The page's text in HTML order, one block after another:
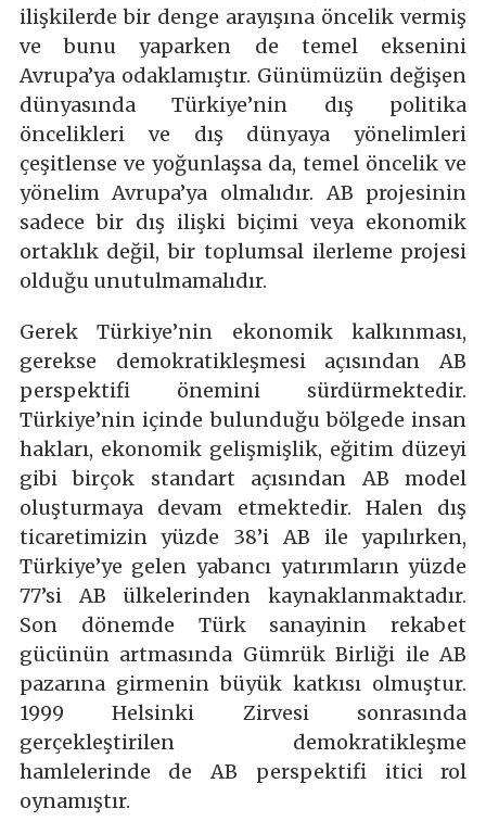
ilişkilerde bir denge arayışına öncelik vermiş
ve bunu yaparken de temel eksenini
Avrupa’ya odaklamıştır. Günümüzün değişen
dünyasında Türkiye’nin dış politika
öncelikleri ve dış dünyaya yönelimleri
çeşitlense ve yoğunlaşsa da, temel öncelik ve
yönelim Avrupa’ya olmalıdır. AB projesinin
sadece bir dış ilişki biçimi veya ekonomik
ortaklık değil, bir toplumsal ilerleme projesi
olduğu unutulmamalıdır.
Gerek Türkiye’nin ekonomik kalkınması,
gerekse demokratikleşmesi açısından AB
perspektifi önemini sürdürmektedir.
Türkiye’nin içinde bulunduğu bölgede insan
hakları, ekonomik gelişmişlik, eğitim düzeyi
gibi birçok standart açısından AB model
oluşturmaya devam etmektedir. Halen dış
ticaretimizin yüzde 38’i AB ile yapılırken,
Türkiye’ye gelen yabancı yatırımların yüzde
77’si AB ülkelerinden kaynaklanmaktadır.
Son dönemde Türk sanayinin rekabet
gücünün artmasında Gümrük Birliği ile AB
pazarına girmenin büyük katkısı olmuştur.
1999 Helsinki Zirvesi sonrasında
gerçekleştirilen demokratikleşme
hamlelerinde de AB perspektifi itici rol
oynamıştır.